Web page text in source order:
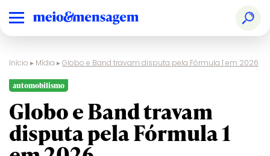
Início ▸ Mídia ▸Globo e Band travam disputa pela Fórmula 1 em 2026
automobilismo
Globo e Band travam
disputa pela Fórmula 1